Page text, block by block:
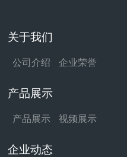
关于我们
公司介绍 企业荣誉
产品展示
产品展示 视频展示
企业动态